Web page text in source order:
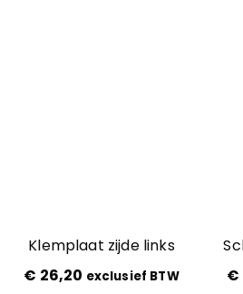
Klemplaat zijde links
€ 26,20 exclusief BTW
€